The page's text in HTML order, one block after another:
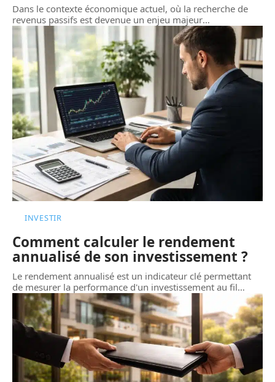
Dans le contexte économique actuel, où la recherche de
revenus passifs est devenue un enjeu majeur…
INVESTIR
Comment calculer le rendement
annualisé de son investissement ?
Le rendement annualisé est un indicateur clé permettant
de mesurer la performance d'un investissement au fil…